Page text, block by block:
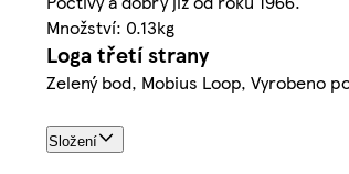
Množství: 0.13kg
Loga třetí strany
Zelený bod, Mobius Loop, Vyrobeno
Složení